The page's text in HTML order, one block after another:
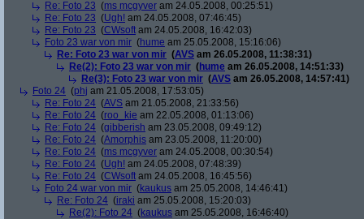
Re: Foto 23 (ms mcgyver am 24.05.2008, 00:25:51)
Re: Foto 23 (Ugh! am 24.05.2008, 07:46:45)
Re: Foto 23 (CWsoft am 24.05.2008, 16:42:03)
Foto 23 war von mir (hume am 25.05.2008, 15:16:06)
Re: Foto 23 war von mir (AVS am 26.05.2008, 11:38:31)
Re(2): Foto 23 war von mir (hume am 26.05.2008, 14:51:33)
Re(3): Foto 23 war von mir (AVS am 26.05.2008, 14:57:41)
Foto 24 (phj am 21.05.2008, 17:53:05)
Re: Foto 24 (AVS am 21.05.2008, 21:33:56)
Re: Foto 24 (roo_kie am 22.05.2008, 01:13:06)
Re: Foto 24 (gibberish am 23.05.2008, 09:49:12)
Re: Foto 24 (Amorphis am 23.05.2008, 11:20:00)
Re: Foto 24 (ms mcgyver am 24.05.2008, 00:30:54)
Re: Foto 24 (Ugh! am 24.05.2008, 07:48:39)
Re: Foto 24 (CWsoft am 24.05.2008, 16:45:56)
Foto 24 war von mir (kaukus am 25.05.2008, 14:46:41)
Re: Foto 24 (iraki am 25.05.2008, 15:20:03)
Re(2): Foto 24 (kaukus am 25.05.2008, 16:46:40)